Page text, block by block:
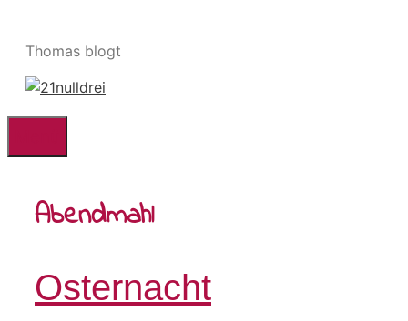
springen
Thomas blogt
Abendmahl
Osternacht